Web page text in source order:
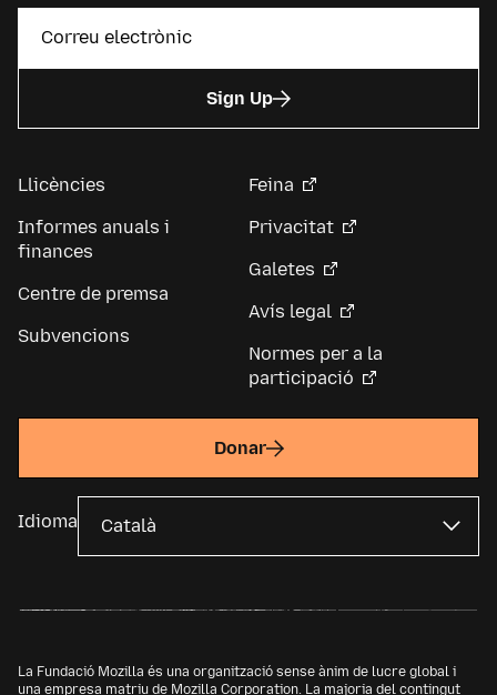
Sign Up
Llicències
Informes anuals i
finances
Centre de premsa
Subvencions
Feina
Privacitat
Galetes
Avís legal
Normes per a la
participació
Donar
Idioma
La Fundació Mozilla és una organització sense ànim de lucre global i
una empresa matriu de Mozilla Corporation. La majoria del contingut